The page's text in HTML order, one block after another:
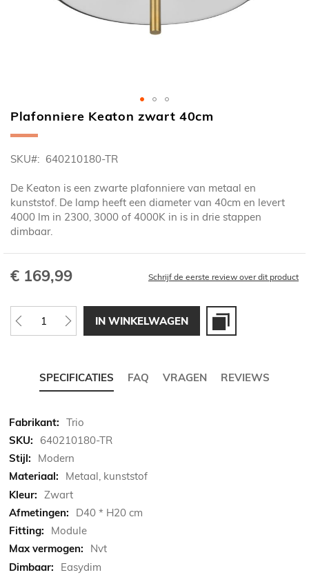
Ga
naar
begin
de
afbeeldingen-
gallerij
Plafonniere Keaton zwart 40cm
SKU 640210180-TR
De Keaton is een zwarte plafonniere van metaal en
kunststof. De lamp heeft een diameter van 40cm en levert
4000 lm in 2300, 3000 of 4000K in is in drie stappen
dimbaar.
€ 169,99 Schrijf de eerste review over dit product
IN WINKELWAGEN
SPECIFICATIES FAQ VRAGEN REVIEWS
Meer
informatie
Trio
640210180-TR
Modern
Metaal, kunststof
Zwart
D40 * H20 cm
Module
Nvt
Easydim